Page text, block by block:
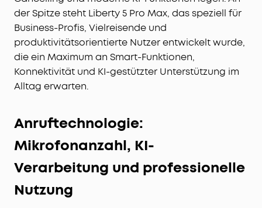
der Spitze steht Liberty 5 Pro Max, das speziell für
Business-Profis, Vielreisende und
produktivitätsorientierte Nutzer entwickelt wurde,
die ein Maximum an Smart-Funktionen,
Konnektivität und KI-gestützter Unterstützung im
Alltag erwarten.
Anruftechnologie:
Mikrofonanzahl, KI-
Verarbeitung und professionelle
Nutzung